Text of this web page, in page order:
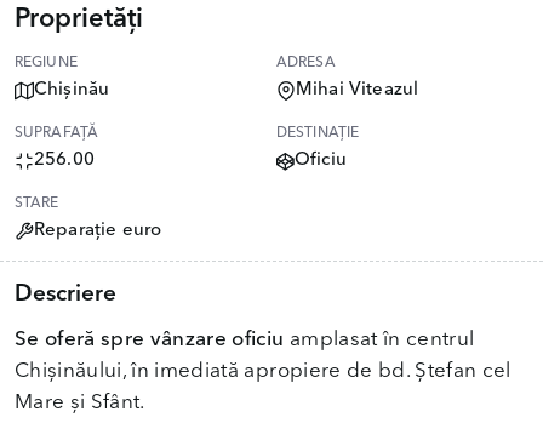
Proprietăți
REGIUNE
Chișinău
ADRESA
Mihai Viteazul
SUPRAFAȚĂ
256.00
DESTINAȚIE
Oficiu
STARE
Reparație euro
Descriere
Se oferă spre vânzare oficiu amplasat în centrul
Chișinăului, în imediată apropiere de bd. Ștefan cel
Mare și Sfânt.